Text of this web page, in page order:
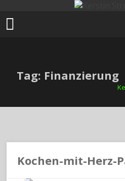
Inhalt
springen
Tag: Finanzierung
Kochen-mit-Herz-